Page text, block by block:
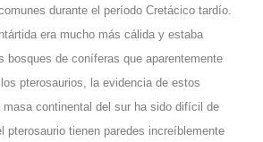
durante el período Cretácico tardío.
era mucho más cálida y estaba
bosques de coníferas que aparentemente
pterosaurios, la evidencia de estos
continental del sur ha sido difícil de
pterosaurio tienen paredes increíblemente